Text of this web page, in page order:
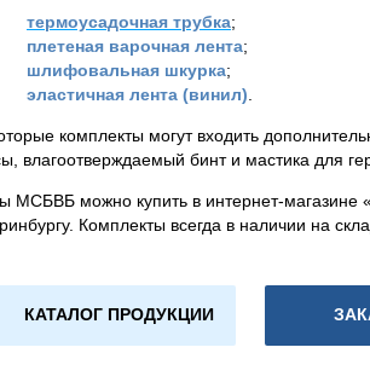
термоусадочная трубка;
плетеная варочная лента;
шлифовальная шкурка;
эластичная лента (винил)
комплекты могут входить
влагоотверждаемый бинт и мастика для
МСБВБ можно купить в интернет-магазине
Комплекты всегда в наличии на
КАТАЛОГ ПРОДУКЦИИ